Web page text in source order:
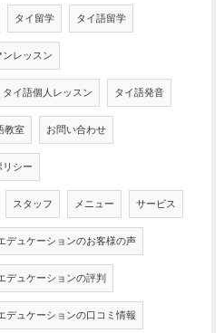
タイ留学 タイ語留学
レッスン
タイ語個人レッスン タイ語発音
教室 お問い合わせ
シー
スタッフ メニュー サービス
デュケーションのお客様の声
デュケーションの評判
デュケーションの口コミ情報